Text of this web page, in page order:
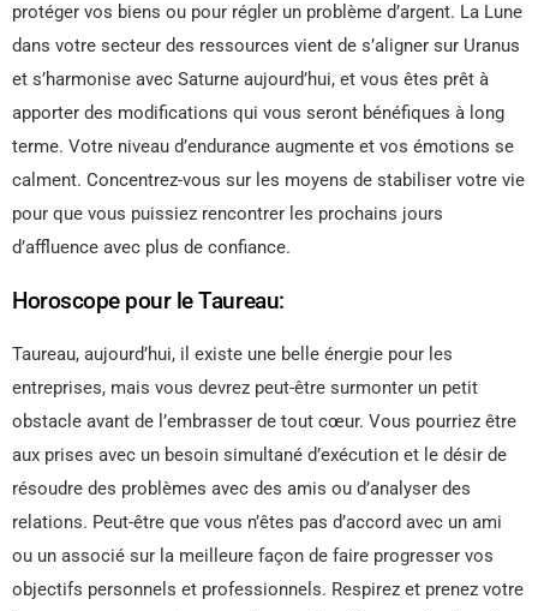
protéger vos biens ou pour régler un problème d’argent. La Lune
dans votre secteur des ressources vient de s’aligner sur Uranus
et s’harmonise avec Saturne aujourd’hui, et vous êtes prêt à
apporter des modifications qui vous seront bénéfiques à long
terme. Votre niveau d’endurance augmente et vos émotions se
calment. Concentrez-vous sur les moyens de stabiliser votre vie
pour que vous puissiez rencontrer les prochains jours
d’affluence avec plus de confiance.
Horoscope pour le Taureau:
Taureau, aujourd’hui, il existe une belle énergie pour les
entreprises, mais vous devrez peut-être surmonter un petit
obstacle avant de l’embrasser de tout cœur. Vous pourriez être
aux prises avec un besoin simultané d’exécution et le désir de
résoudre des problèmes avec des amis ou d’analyser des
relations. Peut-être que vous n’êtes pas d’accord avec un ami
ou un associé sur la meilleure façon de faire progresser vos
objectifs personnels et professionnels. Respirez et prenez votre